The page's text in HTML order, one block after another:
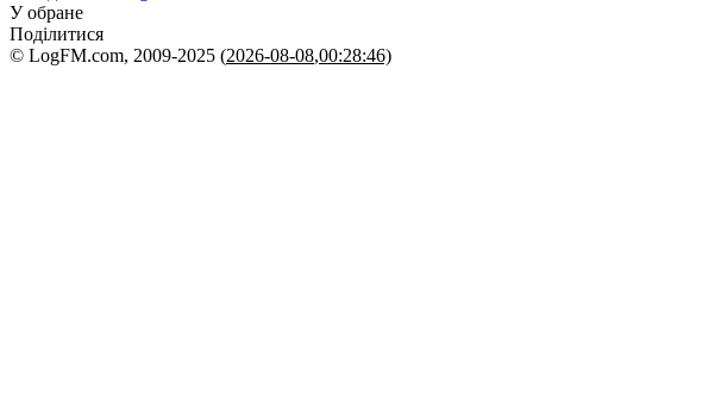
У обране
Поділитися
© LogFM.com, 2009-2025 (2026-08-08,00:28:46)